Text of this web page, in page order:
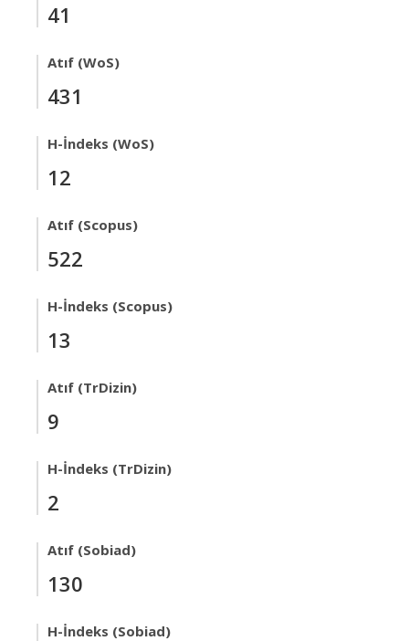
41
Atıf (WoS)
431
H-İndeks (WoS)
12
Atıf (Scopus)
522
H-İndeks (Scopus)
13
Atıf (TrDizin)
9
H-İndeks (TrDizin)
2
Atıf (Sobiad)
130
H-İndeks (Sobiad)